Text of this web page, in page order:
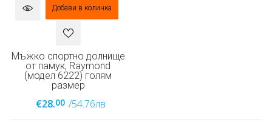
Добави в количка
Мъжко спортно долнище
от памук, Raymond
(модел 6222) голям
размер
€28.00 /54.76лв